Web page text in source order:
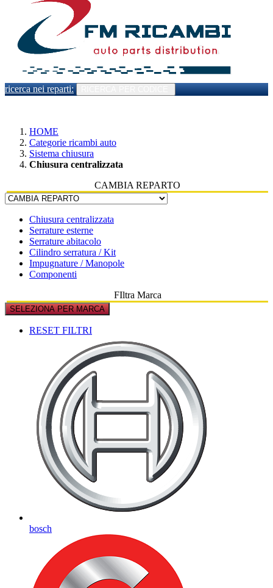
ricerca nei reparti:
HOME
Categorie ricambi auto
Sistema chiusura
Chiusura centralizzata
CAMBIA REPARTO
Chiusura centralizzata
Serrature esterne
Serrature abitacolo
Cilindro serratura / Kit
Impugnature / Manopole
Componenti
FIltra Marca
SELEZIONA PER MARCA
RESET FILTRI
bosch